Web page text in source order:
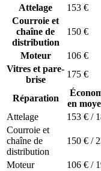
Attelage
153 €
Courroie et
chaîne de
distribution
150 €
Moteur 106 €
Vitres et pare-
brise
175 €
Réparation
en
Attelage
153 € /
Courroie et
chaîne de
distribution
150 € /
Moteur 106 € /